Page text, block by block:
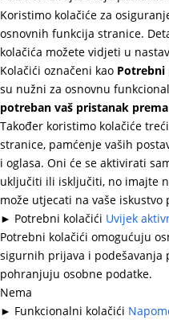
Koristimo kolačiće za
osnovnih funkcija stranice.
kolačića možete vidjeti u
Kolačići označeni kao Potrebni
su nužni za osnovnu
potreban vaš pristanak prema
Također koristimo kolačiće
stranice, pamćenje vaših
i oglasa. Oni će se aktivirati
uključiti ili isključiti, no imajte
može utjecati na vaše iskustvo
► Potrebni kolačići Uvijek
Potrebni kolačići omogućuju
sigurnih prijava i podešavanja
pohranjuju osobne podatke.
Nema
► Funkcionalni kolačići